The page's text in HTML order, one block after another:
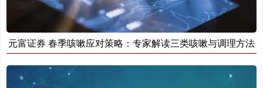
元富证券 春季咳嗽应对策略：专家解读三类咳嗽与调理方法